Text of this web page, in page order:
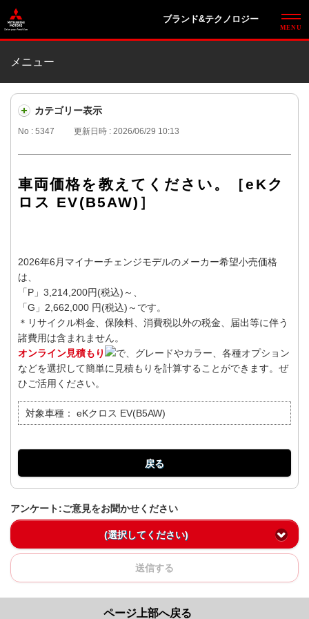
ブランド&テクノロジー
メニュー
カテゴリー表示
No : 5347 更新日時 : 2026/06/29 10:13
車両価格を教えてください。［eKク
ロス EV(B5AW)］
2026年6月マイナーチェンジモデルのメーカー希望小売価格
は、
「P」3,214,200円(税込)～、
「G」2,662,000 円(税込)～です。
＊リサイクル料金、保険料、消費税以外の税金、届出等に伴う
諸費用は含まれません。
オンライン見積もり
で、グレードやカラー、各種オプション
などを選択して簡単に見積もりを計算することができます。ぜ
ひご活用ください。
対象車種： eKクロス EV(B5AW)
戻る
アンケート:ご意見をお聞かせください
(選択してください)
送信する
ページ上部へ戻る